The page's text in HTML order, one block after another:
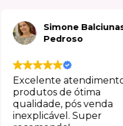
Simone Balciunas
Pedroso
Excelente atendimento,
produtos de ótima
qualidade, pós venda
inexplicável. Super